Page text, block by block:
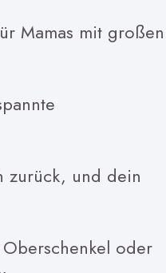
Mamas mit großen
zurück, und dein
oder